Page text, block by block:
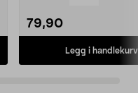
79,90
Legg i handlekurv